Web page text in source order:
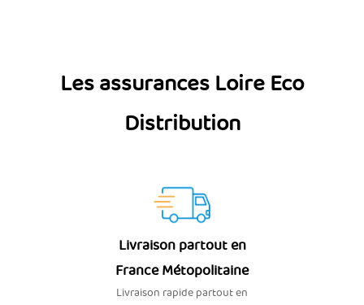
Les assurances Loire Eco
Distribution
Livraison partout en
France Métopolitaine
Livraison rapide partout en